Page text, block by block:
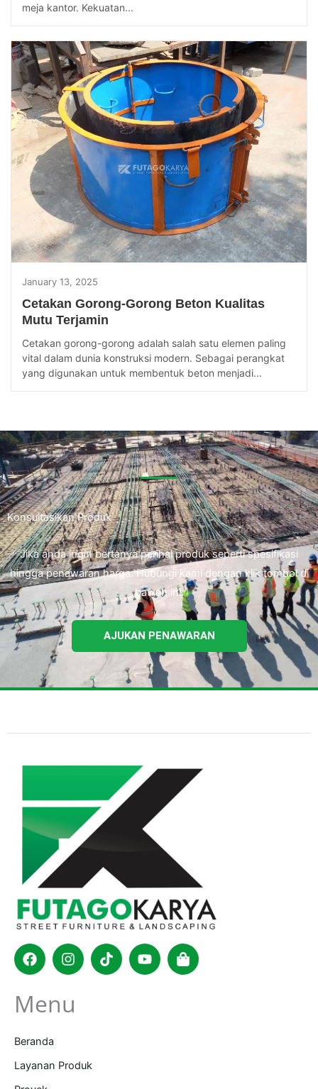
meja kantor. Kekuatan...
January 13, 2025
Cetakan Gorong-Gorong Beton Kualitas
Mutu Terjamin
Cetakan gorong-gorong adalah salah satu elemen paling
vital dalam dunia konstruksi modern. Sebagai perangkat
yang digunakan untuk membentuk beton menjadi...
Konsultasikan Produk
Jika anda ingin bertanya perihal produk seperti spesifikasi
hingga penawaran harga. Hubungi kami dengan klik tombol di
bawah ini.
AJUKAN PENAWARAN
FacebookInstagram
TiktokYoutubeShopping-
bag
Menu
Beranda
Layanan Produk